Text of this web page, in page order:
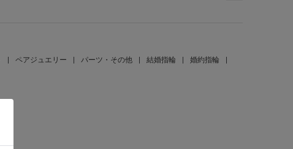
ペアジュエリー パーツ・その他 結婚指輪 婚約指輪